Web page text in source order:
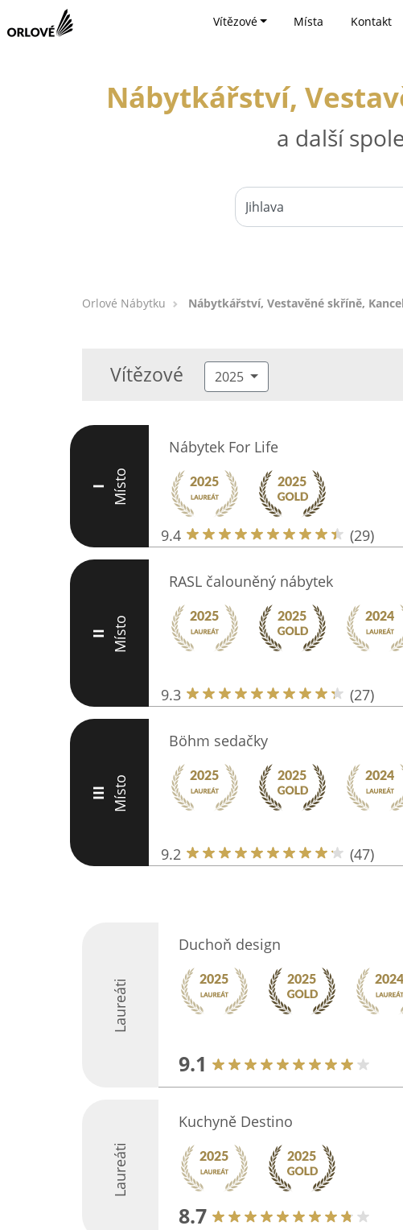
Vítězové Místa Kontakt
Nábytkářství,
a další
Orlové Nábytku Nábytkářství, Vestavěné skříně,
Vítězové 2025
I Místo
Nábytek For Life
9.4 (29)
II Místo
RASL čalouněný nábytek
9.3 (27)
III Místo
Böhm sedačky
9.2 (47)
Laureáti
Duchoň design
9.1
Laureáti
Kuchyně Destino
8.7